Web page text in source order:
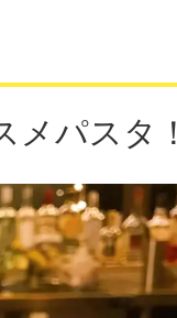
メパスタ！